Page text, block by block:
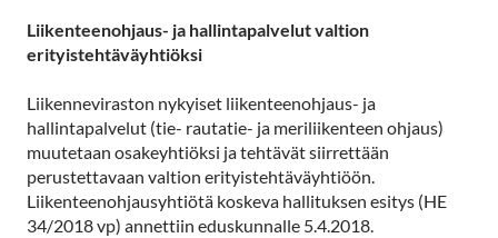
Liikenteenohjaus- ja hallintapalvelut valtion
erityistehtäväyhtiöksi
Liikenneviraston nykyiset liikenteenohjaus- ja
hallintapalvelut (tie- rautatie- ja meriliikenteen ohjaus)
muutetaan osakeyhtiöksi ja tehtävät siirrettään
perustettavaan valtion erityistehtäväyhtiöön.
Liikenteenohjausyhtiötä koskeva hallituksen esitys (HE
34/2018 vp) annettiin eduskunnalle 5.4.2018.